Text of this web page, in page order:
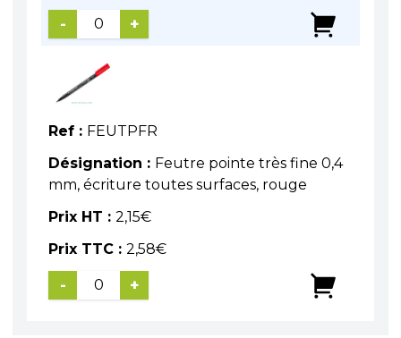
- +
Ref : FEUTPFR
Désignation : Feutre pointe très fine 0,4
mm, écriture toutes surfaces, rouge
Prix HT : 2,15€
Prix TTC : 2,58€
- +